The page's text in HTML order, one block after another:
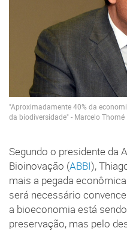
"Aproximadamente 40% da
da biodiversidade" - Marcelo Thomé
Segundo o presidente da
Bioinovação (ABBI),
mais a pegada
será necessário
a bioeconomia está
preservação, mas pelo